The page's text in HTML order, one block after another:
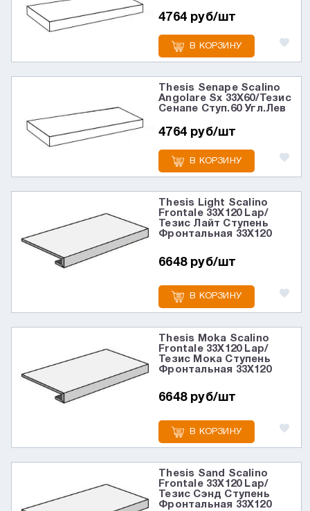
4764 руб/шт
В КОРЗИНУ
Thesis Senape Scalino
Angolare Sx 33X60/Тезис
Сенапе Ступ.60 Угл.Лев
4764 руб/шт
В КОРЗИНУ
Thesis Light Scalino
Frontale 33X120 Lap/
Тезис Лайт Ступень
Фронтальная 33X120
6648 руб/шт
В КОРЗИНУ
Thesis Moka Scalino
Frontale 33X120 Lap/
Тезис Мока Ступень
Фронтальная 33X120
6648 руб/шт
В КОРЗИНУ
Thesis Sand Scalino
Frontale 33X120 Lap/
Тезис Сэнд Ступень
Фронтальная 33X120